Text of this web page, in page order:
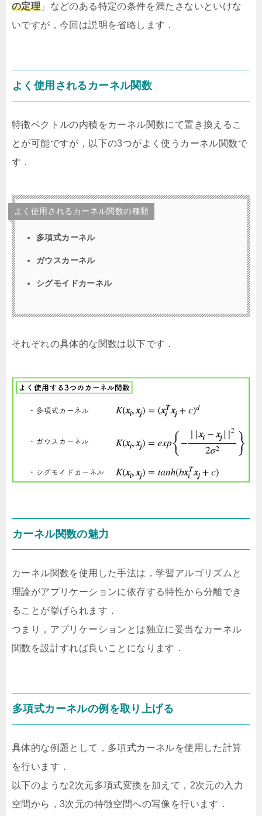
の定理 」などのある特定の条件を満たさないといけな
いですが，今回は説明を省略します．
よく使用されるカーネル関数
特徴ベクトルの内積をカーネル関数にて置き換えるこ
とが可能ですが，以下の3つがよく使うカーネル関数で
す．
よく使用されるカーネル関数の種類
多項式カーネル
ガウスカーネル
シグモイドカーネル
それぞれの具体的な関数は以下です．
カーネル関数の魅力
カーネル関数を使用した手法は，学習アルゴリズムと
理論がアプリケーションに依存する特性から分離でき
ることが挙げられます．
つまり，アプリケーションとは独立に妥当なカーネル
関数を設計すれば良いことになります．
多項式カーネルの例を取り上げる
具体的な例題として，多項式カーネルを使用した計算
を行います．
以下のような2次元多項式変換を加えて，2次元の入力
空間から，3次元の特徴空間への写像を行います．